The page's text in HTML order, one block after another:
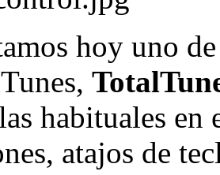
hoy uno
habituales en
atajos de